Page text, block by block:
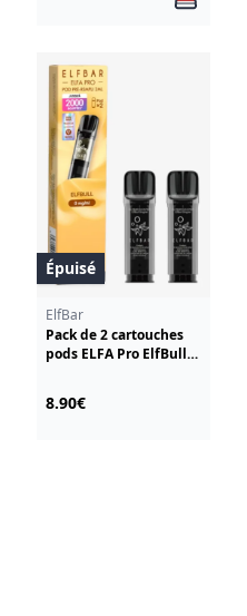
Épuisé
ElfBar
Pack de 2 cartouches
pods ELFA Pro ElfBull
8.90€